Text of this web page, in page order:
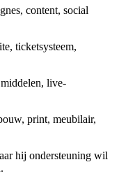
content, social
ticketsysteem,
live-
print, meubilair,
hij ondersteuning wil